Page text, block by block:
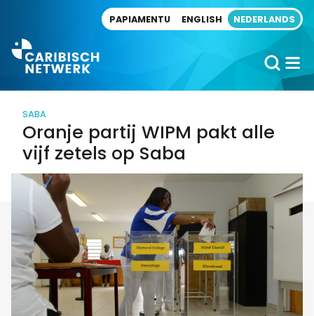
PAPIAMENTU ENGLISH NEDERLANDS
SABA
Oranje partij WIPM pakt alle
vijf zetels op Saba